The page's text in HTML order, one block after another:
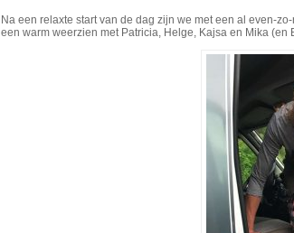
Na een relaxte start van de dag zijn we met een al even-
een warm weerzien met Patricia, Helge, Kajsa en Mika (en